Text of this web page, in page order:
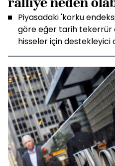
Piyasadaki 'korku
göre eğer tarih tekerrür
hisseler için destekleyici